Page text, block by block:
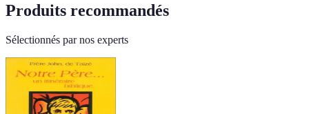
Produits recommandés
Sélectionnés par nos experts